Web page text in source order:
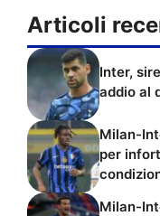
Articoli
Inter,
addio al
Milan-
per
Milan-